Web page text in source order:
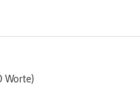
Worte)